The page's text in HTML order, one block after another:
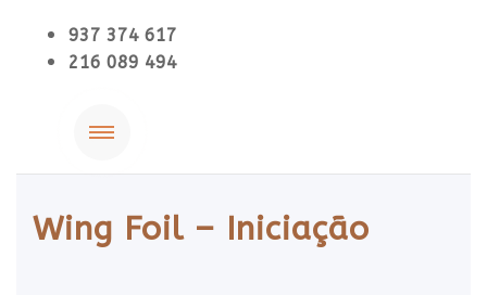
937 374 617
216 089 494
Wing Foil – Iniciação